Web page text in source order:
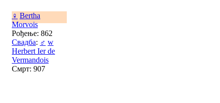
♀ Bertha
Morvois
Рођење: 862
Свадба: ♂ w
Herbert Ier de
Vermandois
Смрт: 907